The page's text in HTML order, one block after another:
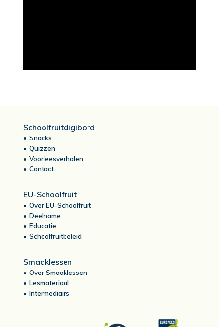
Schoolfruitdigibord
Snacks
Quizzen
Voorleesverhalen
Contact
EU-Schoolfruit
Over EU-Schoolfruit
Deelname
Educatie
Schoolfruitbeleid
Smaaklessen
Over Smaaklessen
Lesmateriaal
Intermediairs